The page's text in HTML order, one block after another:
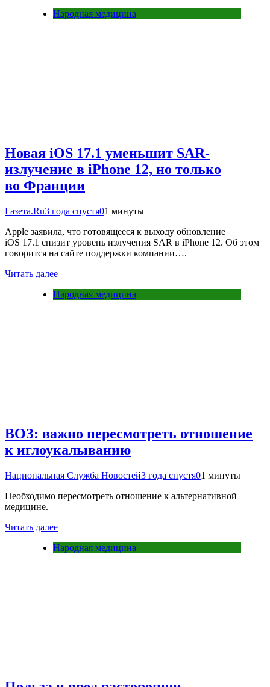
Народная медицина
Новая iOS 17.1 уменьшит SAR-
излучение в iPhone 12, но только
во Франции
Газета.Ru3 года спустя01 минуты
Apple заявила, что готовящееся к выходу обновление
iOS 17.1 снизит уровень излучения SAR в iPhone 12. Об этом
говорится на сайте поддержки компании….
Читать далее
Народная медицина
ВОЗ: важно пересмотреть отношение
к иглоукалыванию
Национальная Служба Новостей3 года спустя01 минуты
Необходимо пересмотреть отношение к альтернативной
медицине.
Читать далее
Народная медицина